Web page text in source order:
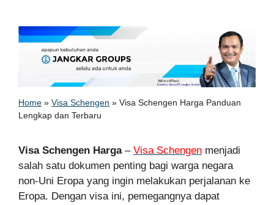
Home » Visa Schengen » Visa Schengen Harga Panduan
Lengkap dan Terbaru
Visa Schengen Harga– Visa Schengen menjadi
salah satu dokumen penting bagi warga negara
non-Uni Eropa yang ingin melakukan perjalanan ke
Eropa. Dengan visa ini, pemegangnya dapat